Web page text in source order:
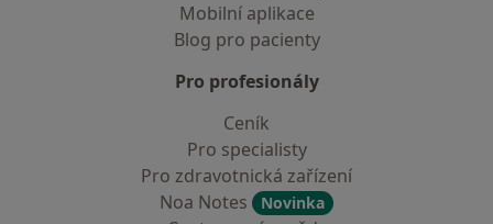
Mobilní aplikace
Blog pro pacienty
Pro profesionály
Ceník
Pro specialisty
Pro zdravotnická zařízení
Noa Notes
Novinka